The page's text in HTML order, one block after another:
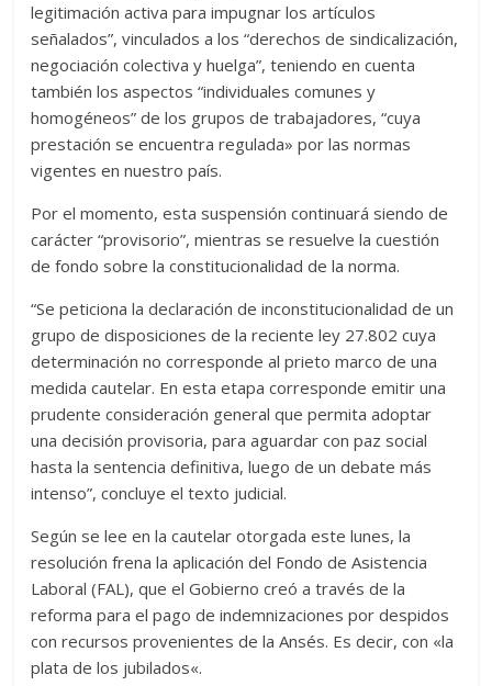
legitimación activa para impugnar los artículos
señalados”, vinculados a los “derechos de sindicalización,
negociación colectiva y huelga”, teniendo en cuenta
también los aspectos “individuales comunes y
homogéneos” de los grupos de trabajadores, “cuya
prestación se encuentra regulada» por las normas
vigentes en nuestro país.
Por el momento, esta suspensión continuará siendo de
carácter “provisorio”, mientras se resuelve la cuestión
de fondo sobre la constitucionalidad de la norma.
“Se peticiona la declaración de inconstitucionalidad de un
grupo de disposiciones de la reciente ley 27.802 cuya
determinación no corresponde al prieto marco de una
medida cautelar. En esta etapa corresponde emitir una
prudente consideración general que permita adoptar
una decisión provisoria, para aguardar con paz social
hasta la sentencia definitiva, luego de un debate más
intenso”, concluye el texto judicial.
Según se lee en la cautelar otorgada este lunes, la
resolución frena la aplicación del Fondo de Asistencia
Laboral (FAL), que el Gobierno creó a través de la
reforma para el pago de indemnizaciones por despidos
con recursos provenientes de la Ansés. Es decir, con «la
plata de los jubilados«.